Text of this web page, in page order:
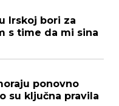
Irskoj bori za
s time da mi sina
ponovno
su ključna pravila